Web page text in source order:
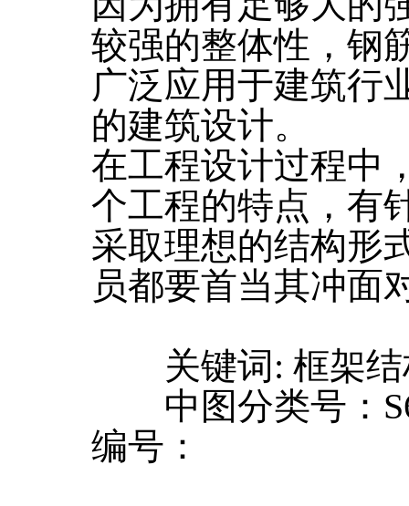
较强的整体性，钢
广泛应用于建筑行
的建筑设计。
在工程设计过程中
个工程的特点，有
采取理想的结构形
员都要首当其冲面
关键词: 框架结
中图分类号：
编号：